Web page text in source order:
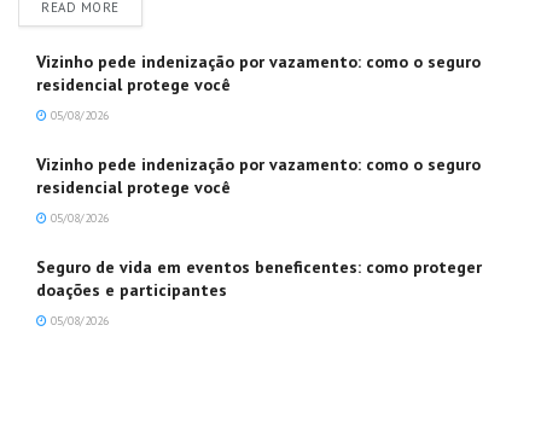
READ MOREDETAILS
Vizinho pede indenização por vazamento: como o seguro
residencial protege você
05/08/2026
Vizinho pede indenização por vazamento: como o seguro
residencial protege você
05/08/2026
Seguro de vida em eventos beneficentes: como proteger
doações e participantes
05/08/2026